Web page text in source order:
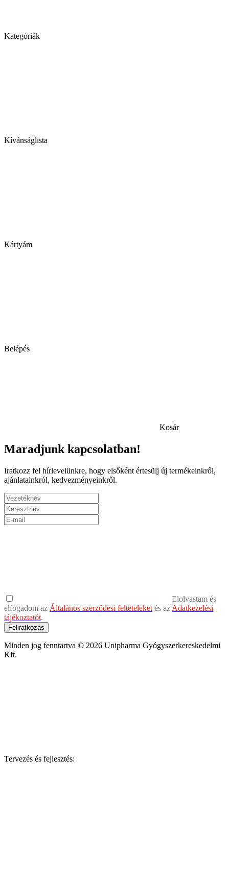
Kategóriák
Kívánságlista
Kártyám
Belépés
Kosár
Maradjunk kapcsolatban!
Iratkozz fel hírlevelünkre, hogy elsőként értesülj új termékeinkről,
ajánlatainkról, kedvezményeinkről.
Elolvastam és
elfogadom az Általános szerződési feltételeket és az Adatkezelési
tájékoztatót.
Feliratkozás
Minden jog fenntartva © 2026 Unipharma Gyógyszerkereskedelmi
Kft.
Tervezés és fejlesztés: